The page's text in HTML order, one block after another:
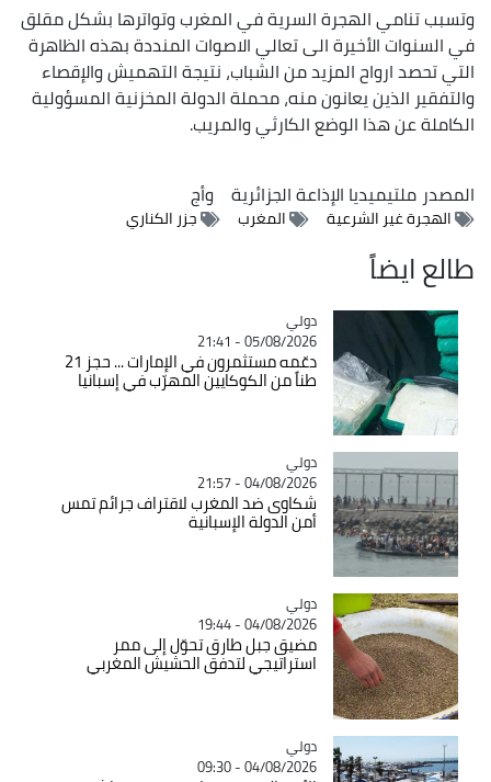
وتسبب تنامي الهجرة السرية في المغرب وتواترها بشكل مقلق
في السنوات الأخيرة الى تعالي الاصوات المنددة بهذه الظاهرة
التي تحصد ارواح المزيد من الشباب، نتيجة التهميش والإقصاء
والتفقير الذين يعانون منه، محملة الدولة المخزنية المسؤولية
الكاملة عن هذا الوضع الكارثي والمريب.
المصدرملتيميديا الإذاعة الجزائرية وأج
الهجرة غير الشرعية المغرب جزر الكناري
طالع ايضاً
Catégorie
دولي
05/08/2026 - 21:41
دعّمه مستثمرون في الإمارات ... حجز 21
طناً من الكوكايين المهرّب في إسبانيا
Catégorie
دولي
04/08/2026 - 21:57
شكاوى ضد المغرب لاقتراف جرائم تمس
أمن الدولة الإسبانية
Catégorie
دولي
04/08/2026 - 19:44
مضيق جبل طارق تحوّل إلى ممر
استراتيجي لتدفق الحشيش المغربي
Catégorie
دولي
04/08/2026 - 09:30